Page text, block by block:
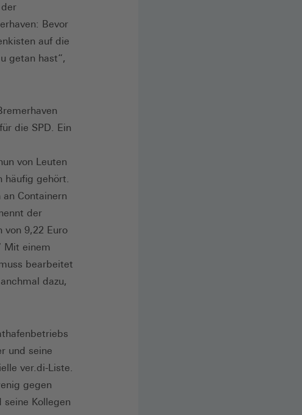
Bevor
auf die
getan hast“,
die SPD. Ein
von Leuten
gehört.
Containern
der
von 9,22 Euro
Mit einem
bearbeitet
dazu,
und seine
ver.di­-Liste.
gegen
Kollegen